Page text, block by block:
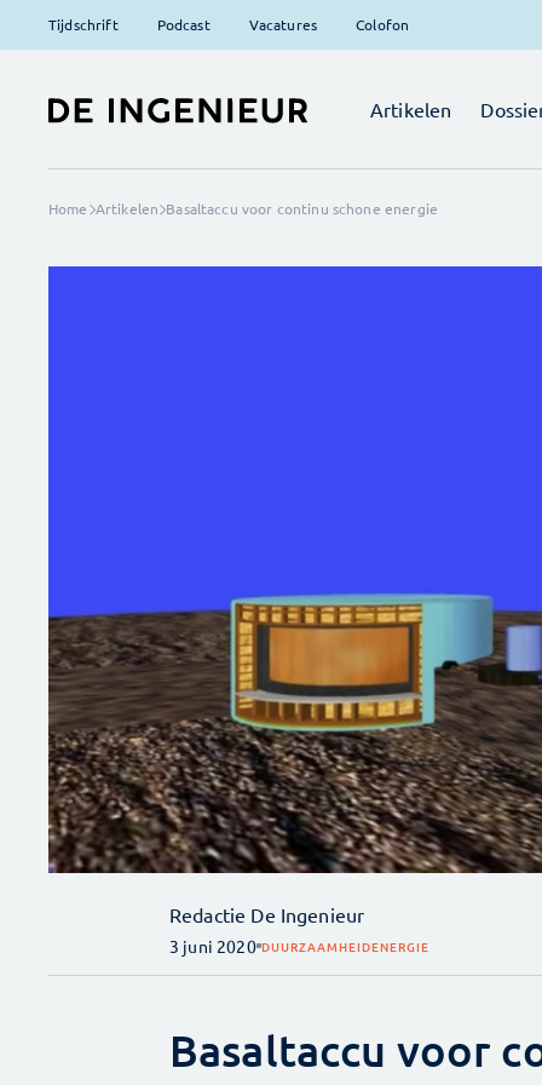
Tijdschrift Podcast Vacatures Colofon
Artikelen
Home Artikelen Basaltaccu voor continu schone energie
Redactie De Ingenieur
3 juni 2020 DUURZAAMHEIDENERGIE
Basaltaccu voor